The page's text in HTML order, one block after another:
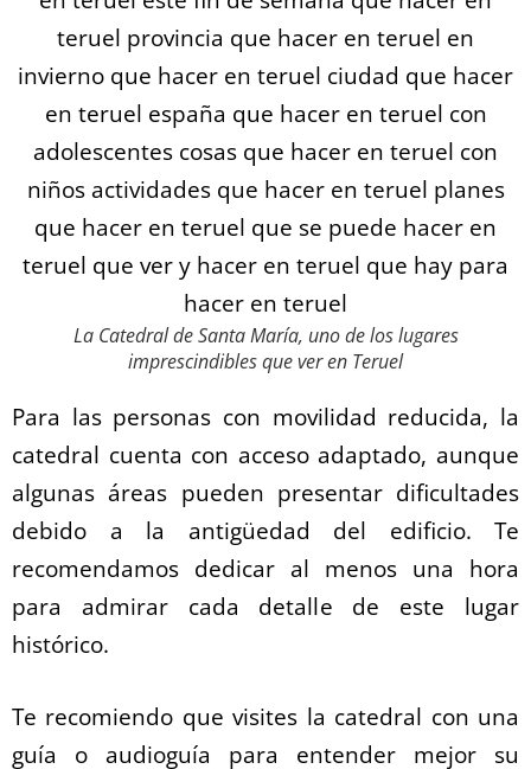
La Catedral de Santa María, uno de los lugares
imprescindibles que ver en Teruel
Para las personas con movilidad reducida, la
catedral cuenta con acceso adaptado, aunque
algunas áreas pueden presentar dificultades
debido a la antigüedad del edificio. Te
recomendamos dedicar al menos una hora
para admirar cada detalle de este lugar
histórico.
Te recomiendo que visites la catedral con una
guía o audioguía para entender mejor su